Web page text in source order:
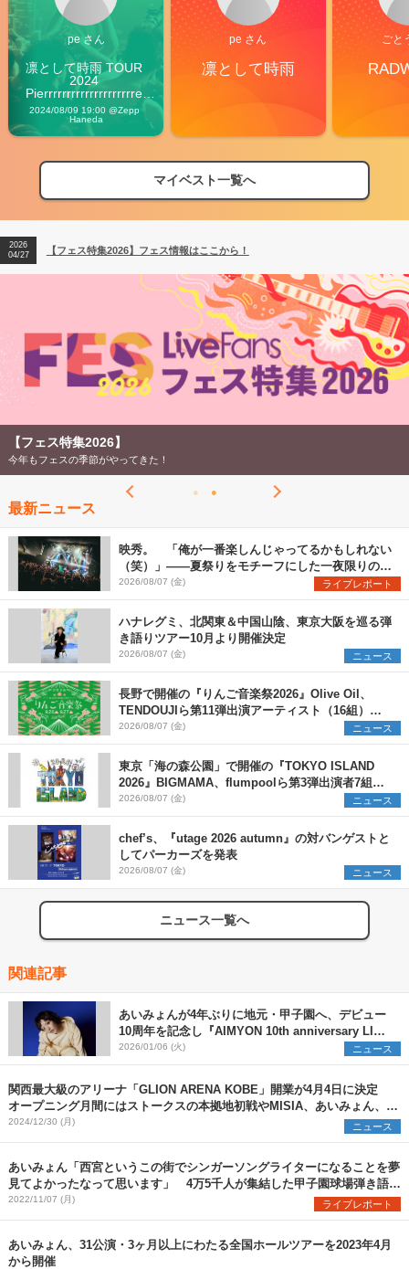
pe さん
凛として時雨 TOUR
2024
Pierrrrrrrrrrrrrrrrrrrre
Vibes
2024/08/09 19:00 @Zepp
Haneda
pe さん
凛として時雨
ごと
マイベスト一覧へ
【フェス特集2026】フェス情報はここから！
【ライブ動員ランキング】2026年上半期編発表！
2026
04/27
【フェス特集2026】フェス情報はここから！
2026
【ライブ動員ランキング】2026年上半期編発表！
【フェス特集2026】
今年もフェスの季節がやってきた！
最新ニュース
映秀。 「俺が一番楽しんじゃってるかもしれない
（笑）」――夏祭りをモチーフにした一夜限りのス
ペシャルライブ『色祭』レポート
2026/08/07 (金) ライブレポート
ハナレグミ、北関東＆中国山陰、東京大阪を巡る弾
き語りツアー10月より開催決定
2026/08/07 (金) ニュース
長野で開催の『りんご音楽祭2026』Olive Oil、
TENDOUJIら第11弾出演アーティスト（16組）を
発表
2026/08/07 (金) ニュース
東京「海の森公園」で開催の『TOKYO ISLAND
2026』BIGMAMA、flumpoolら第3弾出演者7組を
発表 ワークショップ・アート出展者を募集
2026/08/07 (金) ニュース
chef’s、『utage 2026 autumn』の対バンゲストと
してパーカーズを発表
2026/08/07 (金) ニュース
ニュース一覧へ
関連記事
あいみょんが4年ぶりに地元・甲子園へ、デビュー
10周年を記念し『AIMYON 10th anniversary LIVE
2026 「、、、」 IN 阪神甲子園球場』開催決定
2026/01/06 (火) ニュース
関西最大級のアリーナ「GLION ARENA KOBE」開業が4月4日に決定
オープニング月間にはストークスの本拠地初戦やMISIA、あいみょん、マ
ンウィズら登場
2024/12/30 (月) ニュース
あいみょん「西宮というこの街でシンガーソングライターになることを夢
見てよかったなって思います」 4万5千人が集結した甲子園球場弾き語り
ワンマンの公式レポート到着
2022/11/07 (月) ライブレポート
あいみょん、31公演・3ヶ月以上にわたる全国ホールツアーを2023年4月
から開催